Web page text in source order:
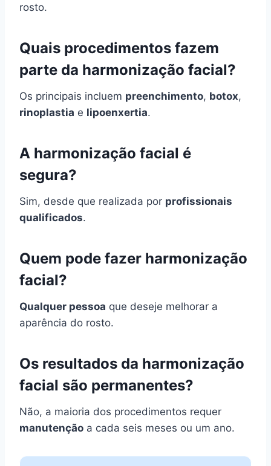
rosto.
Quais procedimentos fazem
parte da harmonização facial?
Os principais incluem preenchimento, botox,
rinoplastia e lipoenxertia.
A harmonização facial é
segura?
Sim, desde que realizada por profissionais
qualificados.
Quem pode fazer harmonização
facial?
Qualquer pessoa que deseje melhorar a
aparência do rosto.
Os resultados da harmonização
facial são permanentes?
Não, a maioria dos procedimentos requer
manutenção a cada seis meses ou um ano.